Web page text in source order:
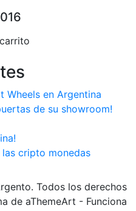
Wheels en Argentina
de su showroom!
cripto monedas
Todos los derechos
de aThemeArt - Funciona